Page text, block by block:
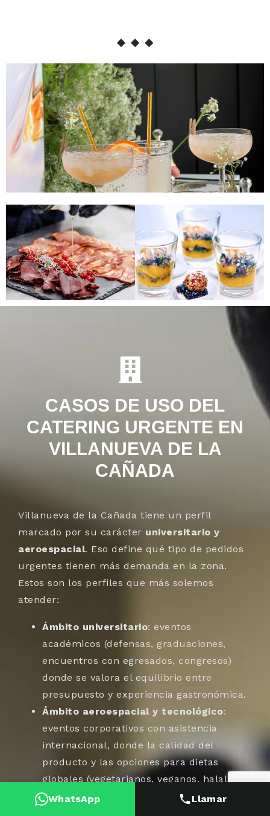
CASOS DE USO DEL
CATERING URGENTE EN
VILLANUEVA DE LA
CAÑADA
Villanueva de la Cañada tiene un perfil
marcado por su carácter universitario y
aeroespacial. Eso define qué tipo de pedidos
urgentes tienen más demanda en la zona.
Estos son los perfiles que más solemos
atender:
Ámbito universitario: eventos
académicos (defensas, graduaciones,
encuentros con egresados, congresos)
donde se valora el equilibrio entre
presupuesto y experiencia gastronómica.
Ámbito aeroespacial y tecnológico:
eventos corporativos con asistencia
internacional, donde la calidad del
producto y las opciones para dietas
globales (vegetarianos, veganos, halal,
kosher) marcan la diferencia; en estos
WhatsApp Llamar